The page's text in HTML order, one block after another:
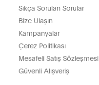
Sıkça Sorulan Sorular
Bize Ulaşın
Kampanyalar
Çerez Politikası
Mesafeli Satış Sözleşmesi
Güvenli Alışveriş